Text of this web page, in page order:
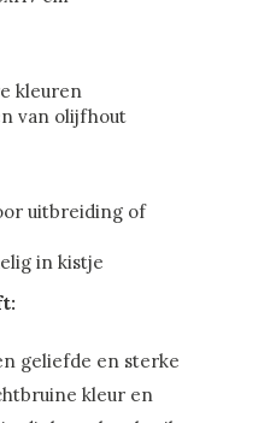
kleuren
van olijfhout
uitbreiding of
in kistje
geliefde en sterke
kleur en